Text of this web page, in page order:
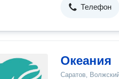
Телефон
Океания
Саратов,